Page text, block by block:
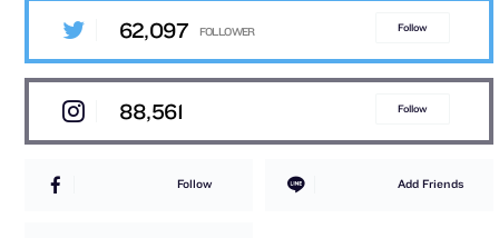
62,097 Follow
88,561 Follow
Follow Add Friends